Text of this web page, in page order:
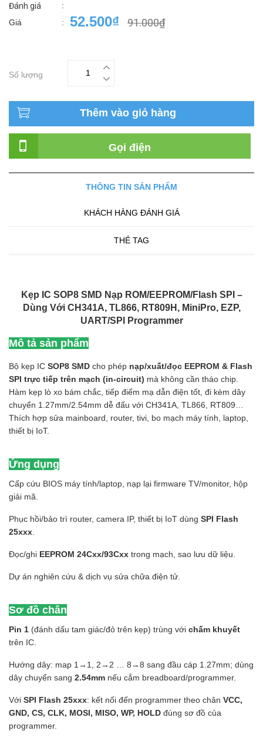
Đánh giá
:
Giá
: 52.500₫ 91.000₫
Số lượng
Thêm vào giỏ hàng
Gọi điện
THÔNG TIN SẢN PHẨM
KHÁCH HÀNG ĐÁNH GIÁ
THẺ TAG
Kẹp IC SOP8 SMD Nạp ROM/EEPROM/Flash SPI –
Dùng Với CH341A, TL866, RT809H, MiniPro, EZP,
UART/SPI Programmer
Mô tả sản phẩm
Bộ kẹp IC SOP8 SMD cho phép nạp/xuất/đọc EEPROM & Flash
SPI trực tiếp trên mạch (in-circuit) mà không cần tháo chip.
Hàm kẹp lò xo bám chắc, tiếp điểm mạ dẫn điện tốt, đi kèm dây
chuyển 1.27mm/2.54mm dễ đấu với CH341A, TL866, RT809…
Thích hợp sửa mainboard, router, tivi, bo mạch máy tính, laptop,
thiết bị IoT.
Ứng dụng
Cấp cứu BIOS máy tính/laptop, nạp lại firmware TV/monitor, hộp
giải mã.
Phục hồi/bảo trì router, camera IP, thiết bị IoT dùng SPI Flash
25xxx
Đọc/ghi EEPROM 24Cxx/93Cxx trong mạch, sao lưu dữ liệu.
Dự án nghiên cứu & dịch vụ sửa chữa điện tử.
Sơ đồ chân
Pin 1 (đánh dấu tam giác/đỏ trên kẹp) trùng với chấm khuyết
trên IC.
Hướng dây: map 1→1, 2→2 … 8→8 sang đầu cáp 1.27mm; dùng
dây chuyển sang 2.54mm nếu cắm breadboard/programmer.
Với SPI Flash 25xxx: kết nối đến programmer theo chân VCC,
GND, CS, CLK, MOSI, MISO, WP, HOLD đúng sơ đồ của
programmer.